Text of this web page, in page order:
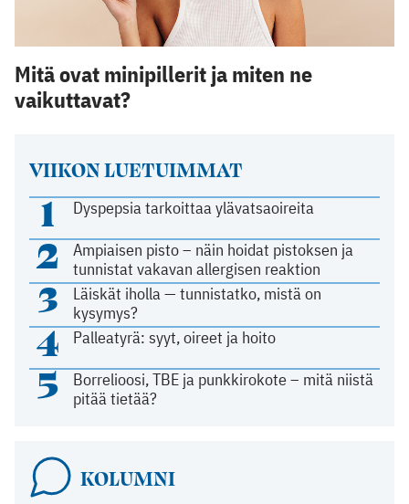
VIIKON LUETUIMMAT
1 Dyspepsia tarkoittaa ylävatsaoireita
2
Ampiaisen pisto – näin hoidat pistoksen ja
tunnistat vakavan allergisen reaktion
3
Läiskät iholla — tunnistatko, mistä on
kysymys?
4 Palleatyrä: syyt, oireet ja hoito
5
Borrelioosi, TBE ja punkkirokote – mitä niistä
pitää tietää?
KOLUMNI
Mitä ovat minipillerit ja miten ne
vaikuttavat?